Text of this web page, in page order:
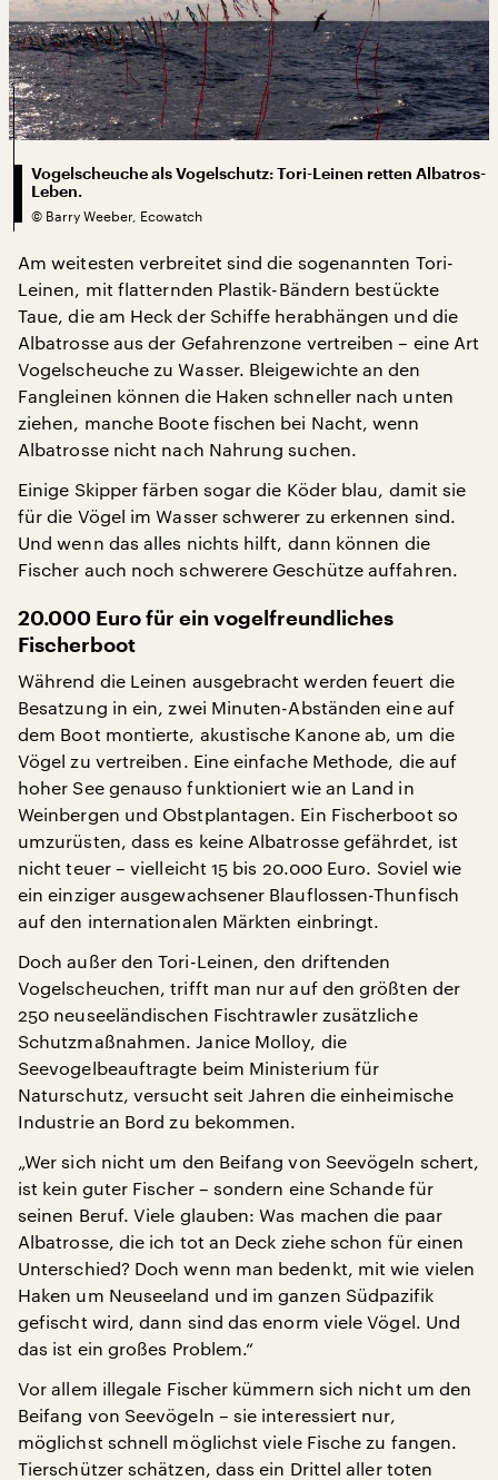
Vogelscheuche als Vogelschutz: Tori-Leinen retten Albatros-
Leben.
© Barry Weeber, Ecowatch
Am weitesten verbreitet sind die sogenannten Tori-
Leinen, mit flatternden Plastik-Bändern bestückte
Taue, die am Heck der Schiffe herabhängen und die
Albatrosse aus der Gefahrenzone vertreiben – eine Art
Vogelscheuche zu Wasser. Bleigewichte an den
Fangleinen können die Haken schneller nach unten
ziehen, manche Boote fischen bei Nacht, wenn
Albatrosse nicht nach Nahrung suchen.
Einige Skipper färben sogar die Köder blau, damit sie
für die Vögel im Wasser schwerer zu erkennen sind.
Und wenn das alles nichts hilft, dann können die
Fischer auch noch schwerere Geschütze auffahren.
20.000 Euro für ein vogelfreundliches
Fischerboot
Während die Leinen ausgebracht werden feuert die
Besatzung in ein, zwei Minuten-Abständen eine auf
dem Boot montierte, akustische Kanone ab, um die
Vögel zu vertreiben. Eine einfache Methode, die auf
hoher See genauso funktioniert wie an Land in
Weinbergen und Obstplantagen. Ein Fischerboot so
umzurüsten, dass es keine Albatrosse gefährdet, ist
nicht teuer – vielleicht 15 bis 20.000 Euro. Soviel wie
ein einziger ausgewachsener Blauflossen-Thunfisch
auf den internationalen Märkten einbringt.
Doch außer den Tori-Leinen, den driftenden
Vogelscheuchen, trifft man nur auf den größten der
250 neuseeländischen Fischtrawler zusätzliche
Schutzmaßnahmen. Janice Molloy, die
Seevogelbeauftragte beim Ministerium für
Naturschutz, versucht seit Jahren die einheimische
Industrie an Bord zu bekommen.
„Wer sich nicht um den Beifang von Seevögeln schert,
ist kein guter Fischer – sondern eine Schande für
seinen Beruf. Viele glauben: Was machen die paar
Albatrosse, die ich tot an Deck ziehe schon für einen
Unterschied? Doch wenn man bedenkt, mit wie vielen
Haken um Neuseeland und im ganzen Südpazifik
gefischt wird, dann sind das enorm viele Vögel. Und
das ist ein großes Problem.“
Vor allem illegale Fischer kümmern sich nicht um den
Beifang von Seevögeln – sie interessiert nur,
möglichst schnell möglichst viele Fische zu fangen.
Tierschützer schätzen, dass ein Drittel aller toten